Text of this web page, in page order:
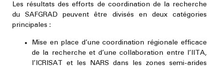
Les résultats des efforts de coordination de la recherche
du SAFGRAD peuvent être divisés en deux catégories
principales :
Mise en place d’une coordination régionale efficace
de la recherche et d’une collaboration entre l’IITA,
l’ICRISAT et les NARS dans les zones semi-arides